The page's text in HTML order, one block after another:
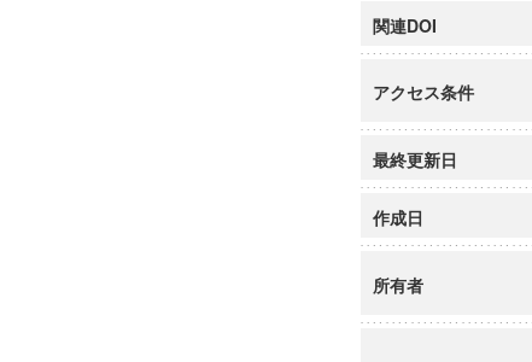
関連DOI
アクセス条件
最終更新日
作成日
所有者